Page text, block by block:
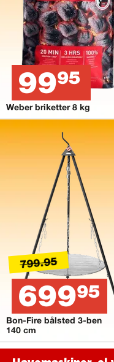
9995
Weber briketter 8 kg
799.95
69995
Bon-Fire bålsted 3-ben
140 cm